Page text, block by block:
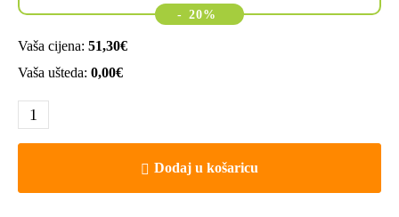
- 20%
Vaša cijena: 51,30€
Vaša ušteda: 0,00€
Dodaj u košaricu